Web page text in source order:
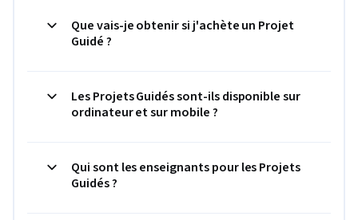
Que vais-je obtenir si j'achète un Projet
Guidé ?
Les Projets Guidés sont-ils disponible sur
ordinateur et sur mobile ?
Qui sont les enseignants pour les Projets
Guidés ?